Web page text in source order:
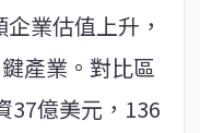
業估值上升，
產業。對比區
37億美元，136